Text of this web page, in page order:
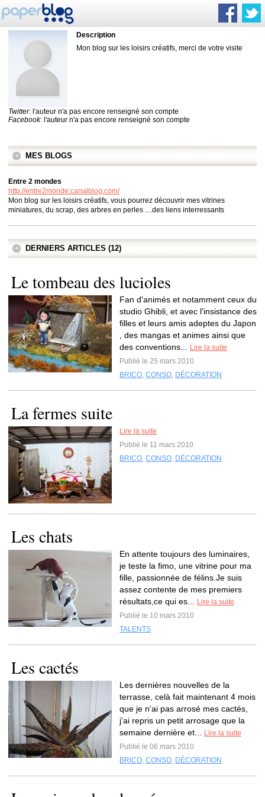
Description
Mon blog sur les loisirs créatifs, merci de votre visite
Twitter: l'auteur n'a pas encore renseigné son compte
Facebook: l'auteur n'a pas encore renseigné son compte
MES BLOGS
Entre 2 mondes
http://entre2monde.canalblog.com/
Mon blog sur les loisirs créatifs, vous pourrez découvrir mes vitrines
miniatures, du scrap, des arbres en perles ....des liens interressants
DERNIERS ARTICLES (12)
Le tombeau des lucioles
Fan d'animés et notamment ceux du
studio Ghibli, et avec l'insistance des
filles et leurs amis adeptes du Japon
, des mangas et animes ainsi que
des conventions...
Lire la suite
Publié le 25 mars 2010
BRICO, CONSO, DÉCORATION
La fermes suite
Lire la suite
Publié le 11 mars 2010
BRICO, CONSO, DÉCORATION
Les chats
En attente toujours des luminaires,
je teste la fimo, une vitrine pour ma
fille, passionnée de félins.Je suis
assez contente de mes premiers
résultats,ce qui es...
Lire la suite
Publié le 10 mars 2010
TALENTS
Les cactés
Les dernières nouvelles de la
terrasse, celà fait maintenant 4 mois
que je n'ai pas arrosé mes cactés,
j'ai repris un petit arrosage que la
semaine dernière et...
Lire la suite
Publié le 06 mars 2010
BRICO, CONSO, DÉCORATION